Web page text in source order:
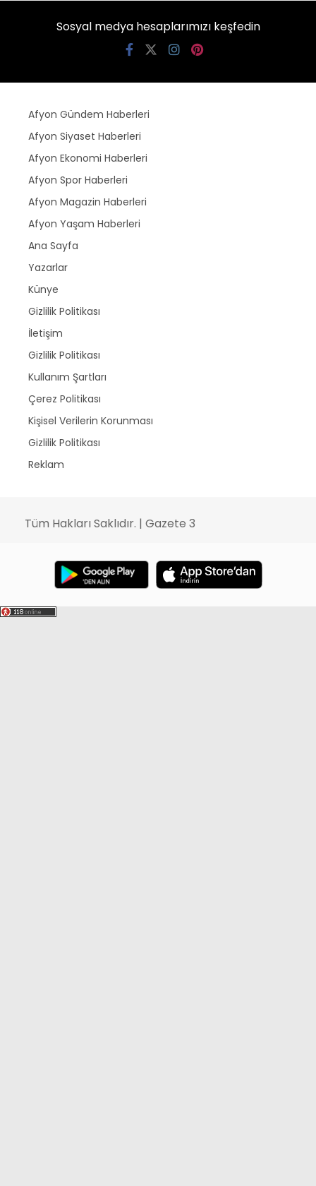
Sosyal medya hesaplarımızı keşfedin
Afyon Gündem Haberleri
Afyon Siyaset Haberleri
Afyon Ekonomi Haberleri
Afyon Spor Haberleri
Afyon Magazin Haberleri
Afyon Yaşam Haberleri
Ana Sayfa
Yazarlar
Künye
Gizlilik Politikası
İletişim
Gizlilik Politikası
Kullanım Şartları
Çerez Politikası
Kişisel Verilerin Korunması
Gizlilik Politikası
Reklam
Tüm Hakları Saklıdır. | Gazete 3